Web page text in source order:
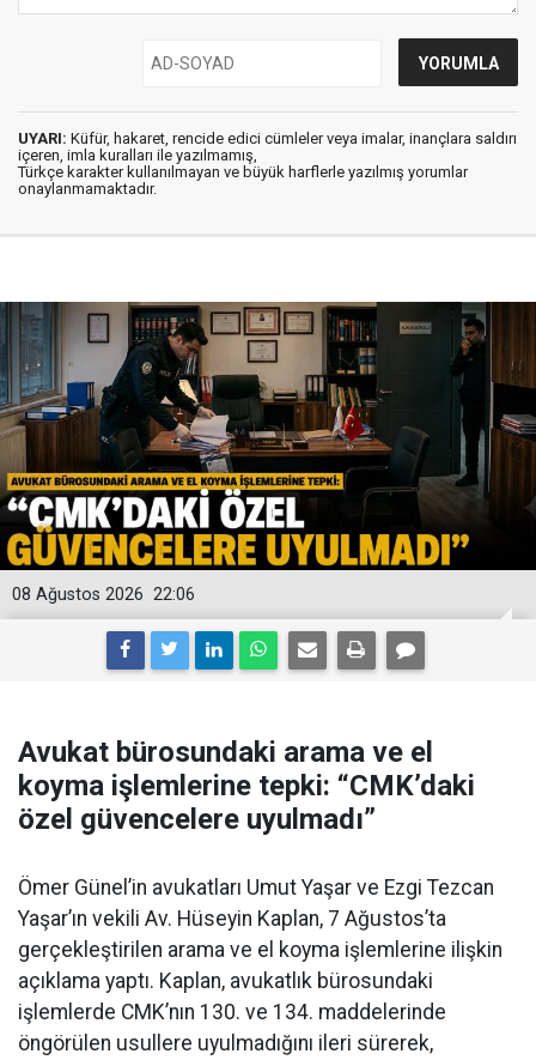
UYARI: Küfür, hakaret, rencide edici cümleler veya imalar, inançlara saldırı
içeren, imla kuralları ile yazılmamış,
Türkçe karakter kullanılmayan ve büyük harflerle yazılmış yorumlar
onaylanmamaktadır.
22:06
08 Ağustos 2026
Avukat bürosundaki arama ve el
koyma işlemlerine tepki: “CMK’daki
özel güvencelere uyulmadı”
Ömer Günel’in avukatları Umut Yaşar ve Ezgi Tezcan
Yaşar’ın vekili Av. Hüseyin Kaplan, 7 Ağustos’ta
gerçekleştirilen arama ve el koyma işlemlerine ilişkin
açıklama yaptı. Kaplan, avukatlık bürosundaki
işlemlerde CMK’nın 130. ve 134. maddelerinde
öngörülen usullere uyulmadığını ileri sürerek,